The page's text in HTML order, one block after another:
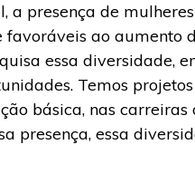
a presença de
ao aumento
essa diversidade,
Temos
básica, nas
presença, essa